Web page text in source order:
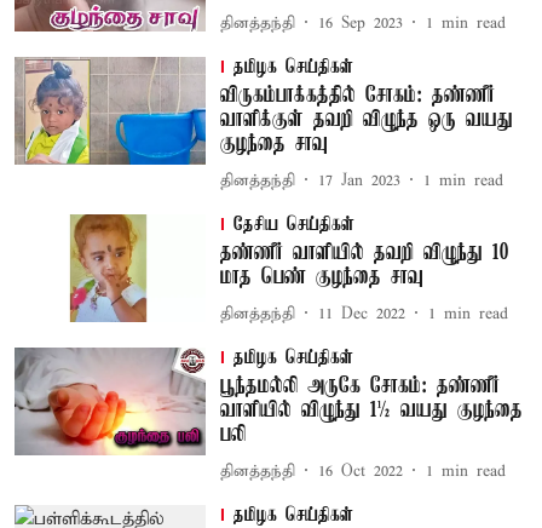
தினத்தந்தி 16 Sep 2023 1 min read
தமிழக செய்திகள்
விருகம்பாக்கத்தில் சோகம்: தண்ணீர்
வாளிக்குள் தவறி விழுந்த ஒரு வயது
குழந்தை சாவு
தினத்தந்தி 17 Jan 2023 1 min read
தேசிய செய்திகள்
தண்ணீர் வாளியில் தவறி விழுந்து 10
மாத பெண் குழந்தை சாவு
தினத்தந்தி 11 Dec 2022 1 min read
தமிழக செய்திகள்
பூந்தமல்லி அருகே சோகம்: தண்ணீர்
வாளியில் விழுந்து 1½ வயது குழந்தை
பலி
தினத்தந்தி 16 Oct 2022 1 min read
தமிழக செய்திகள்